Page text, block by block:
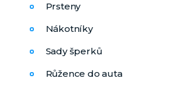
Prsteny
Nákotníky
Sady šperků
Růžence do auta